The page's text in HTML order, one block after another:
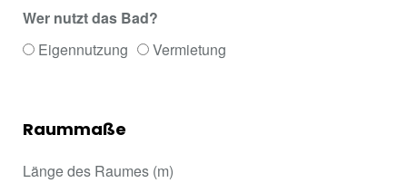
Wer nutzt das Bad?
Eigennutzung
Vermietung
Raummaße
Länge des Raumes (m)